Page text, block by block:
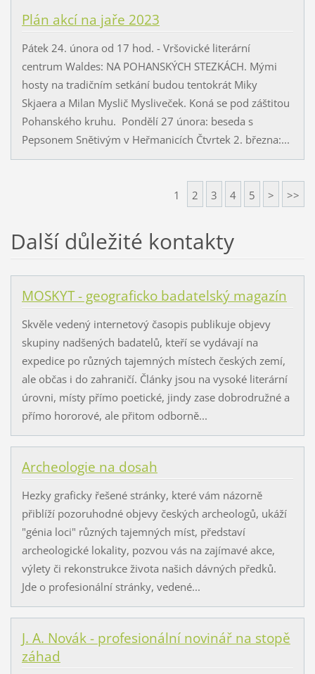
Plán akcí na jaře 2023
Pátek 24. února od 17 hod. - Vršovické literární
centrum Waldes: NA POHANSKÝCH STEZKÁCH. Mými
hosty na tradičním setkání budou tentokrát Miky
Skjaera a Milan Myslič Mysliveček. Koná se pod záštitou
Pohanského kruhu. Pondělí 27 února: beseda s
Pepsonem Snětivým v Heřmanicích Čtvrtek 2. března:...
1 2 3 4 5 > >>
Další důležité kontakty
MOSKYT - geograficko badatelský magazín
Skvěle vedený internetový časopis publikuje objevy
skupiny nadšených badatelů, kteří se vydávají na
expedice po různých tajemných místech českých zemí,
ale občas i do zahraničí. Články jsou na vysoké literární
úrovni, místy přímo poetické, jindy zase dobrodružné a
přímo hororové, ale přitom odborně...
Archeologie na dosah
Hezky graficky řešené stránky, které vám názorně
přiblíží pozoruhodné objevy českých archeologů, ukáží
"génia loci" různých tajemných míst, představí
archeologické lokality, pozvou vás na zajímavé akce,
výlety či rekonstrukce života našich dávných předků.
Jde o profesionální stránky, vedené...
J. A. Novák - profesionální novinář na stopě
záhad